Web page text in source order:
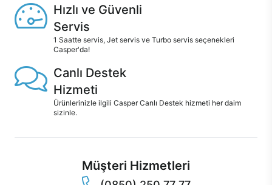
Hızlı ve Güvenli
Servis
1 Saatte servis, Jet servis ve Turbo servis seçenekleri
Casper'da!
Canlı Destek
Hizmeti
Ürünlerinizle ilgili Casper Canlı Destek hizmeti her daim
sizinle.
Müşteri Hizmetleri